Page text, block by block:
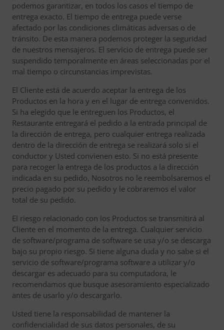
podemos garantizar, en todos los casos el tiempo de
entrega exacto. El tiempo de entrega puede verse
afectado por las condiciones climáticas adversas o de
tránsito. De esta manera podemos proteger la seguridad
de nuestros mensajeros. El servicio de entrega puede ser
suspendido temporalmente en áreas seleccionadas por el
mal tiempo o circunstancias imprevistas.
El Cliente está de acuerdo aceptar la entrega de los
Productos en la hora y en el lugar de entrega convenidos.
Si ha elegido que le entreguen los Productos, el
Restaurante entregará el pedido a la entrada principal de
la dirección de entrega, pero cualquier entrega realizada
dentro de la dirección de entrega se realizará solo si el
conductor y Usted convienen esto. Si no está presente
para recoger la entrega de los productos a la dirección
indicada en su pedido, Nosotros no le reembolsaremos el
precio pagado por su pedido y le cobraremos el valor
total de su pedido.
El riesgo relacionado con los Productos se transmitirá al
Cliente en el momento de la entrega. Cualquier servicio
de software/programa de software se usa y/o se descarga
bajo su propio riesgo. Si tiene alguna duda y no sabe si el
servicio de software/programa software a utilizar y/o
descargar es adecuado para su computadora, le
recomendamos que busque asesoramiento especializado
antes de usarlo y/o descargarlo.
Usted tiene la responsabilidad de mantener la
confidencialidad de sus datos personales, de su